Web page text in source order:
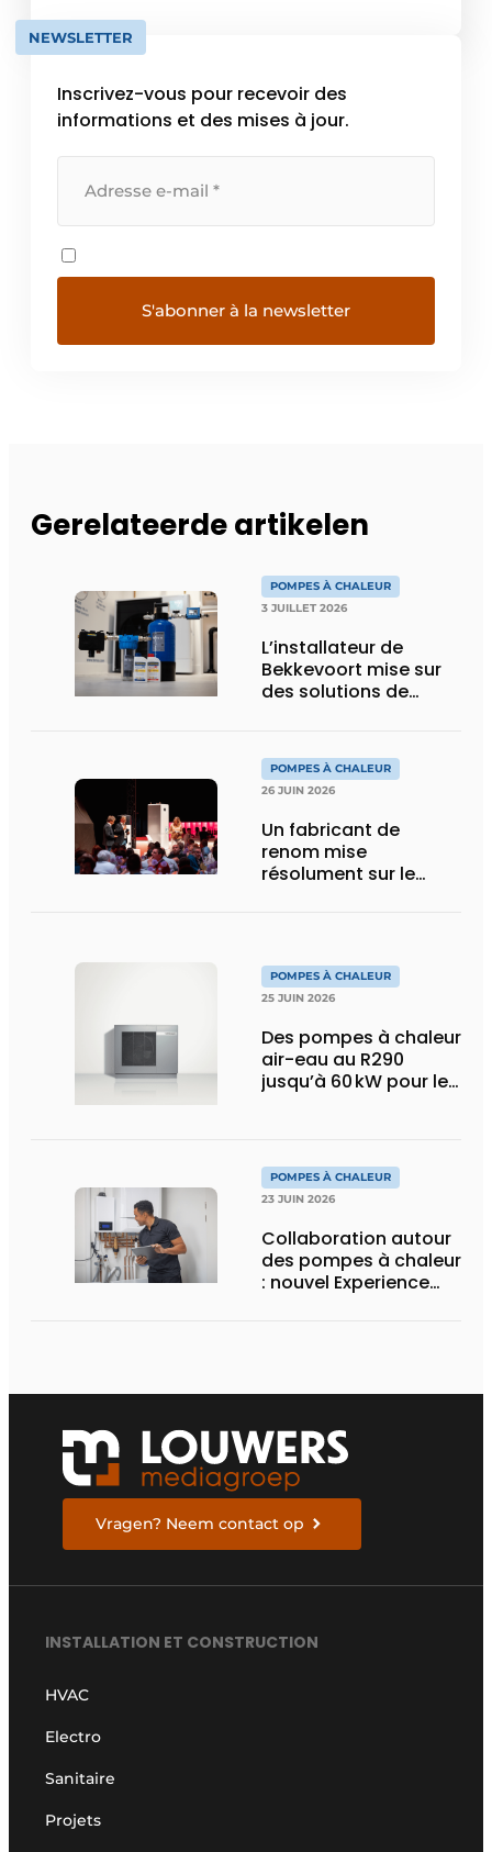
un […]
NEWSLETTER
Inscrivez-vous pour recevoir des
informations et des mises à jour.
Gerelateerde artikelen
POMPES À CHALEUR
3 JUILLET 2026
L’installateur de
Bekkevoort mise sur
des solutions de
systèmes de
chauffage pilotés par
pompe à chaleur
POMPES À CHALEUR
26 JUIN 2026
Un fabricant de
renom mise
résolument sur le
POMPES À CHALEUR
25 JUIN 2026
Des pompes à chaleur
air-eau au R290
jusqu’à 60 kW pour le
POMPES À CHALEUR
23 JUIN 2026
Collaboration autour
des pompes à chaleur
: nouvel Experience
Vragen? Neem contact op
INSTALLATION ET CONSTRUCTION
HVAC
Electro
Sanitaire
Projets